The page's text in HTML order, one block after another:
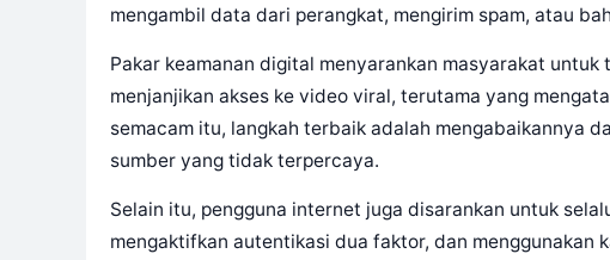
mengambil data dari perangkat, mengirim spam, atau
Pakar keamanan digital menyarankan masyarakat
menjanjikan akses ke video viral, terutama yang
semacam itu, langkah terbaik adalah mengabaikannya
sumber yang tidak terpercaya.
Selain itu, pengguna internet juga disarankan untuk
mengaktifkan autentikasi dua faktor, dan menggunakan